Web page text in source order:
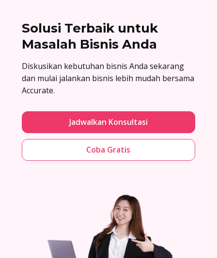
Solusi Terbaik untuk
Masalah Bisnis Anda
Diskusikan kebutuhan bisnis Anda sekarang
dan mulai jalankan bisnis lebih mudah bersama
Accurate.
Jadwalkan Konsultasi
Coba Gratis